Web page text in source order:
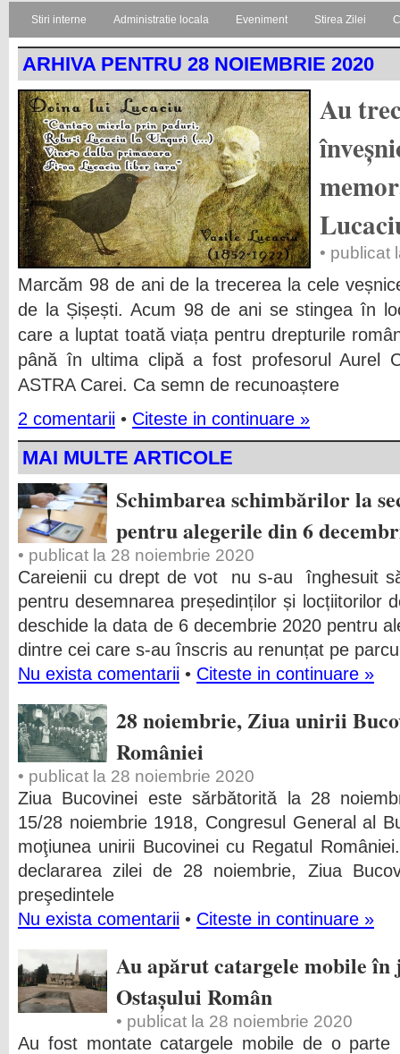
Stiri interne Administratie locala Eveniment Stirea Zilei
ARHIVA PENTRU 28 NOIEMBRIE 2020
Au
• publicat
Marcăm 98 de ani de la trecerea la cele
de la Șișești. Acum 98 de ani se stingea în
care a luptat toată viața pentru drepturile
până în ultima clipă a fost profesorul Aurel
ASTRA Carei. Ca semn de recunoaștere
2 comentarii • Citeste in continuare »
MAI MULTE ARTICOLE
Schimbarea schimbărilor la
pentru alegerile din 6
• publicat la 28 noiembrie 2020
Careienii cu drept de vot nu s-au înghesuit
pentru desemnarea președinților și locțiitorilor
deschide la data de 6 decembrie 2020 pentru
dintre cei care s-au înscris au renunțat pe
Nu exista comentarii • Citeste in continuare »
28 noiembrie, Ziua unirii
României
• publicat la 28 noiembrie 2020
Ziua Bucovinei este sărbătorită la 28
15/28 noiembrie 1918, Congresul General al
moţiunea unirii Bucovinei cu Regatul
declararea zilei de 28 noiembrie, Ziua
preşedintele
Nu exista comentarii • Citeste in continuare »
Au apărut catargele mobile
Ostașului Român
• publicat la 28 noiembrie 2020
Au fost montate catargele mobile de o